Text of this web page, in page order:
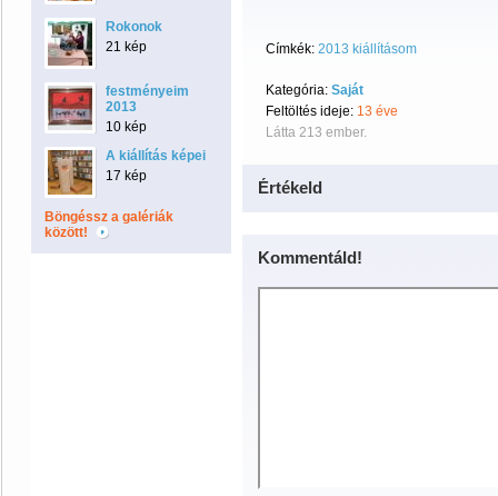
Rokonok
21 kép
festményeim
2013
10 kép
A kiállítás képei
17 kép
Böngéssz a galériák
között!
Címkék: 2013 kiállításom
Kategória: Saját
Feltöltés ideje: 13 éve
Látta 213 ember.
Értékeld
Kommentáld!